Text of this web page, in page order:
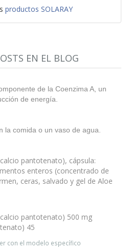
productos SOLARAY
EN EL BLOG
de la Coenzima A, un
de energía.
la comida o un vaso de agua.
pantotenato), cápsula:
enteros (concentrado de
ceras, salvado y gel de Aloe
pantotenato) 500 mg
45
con el modelo específico